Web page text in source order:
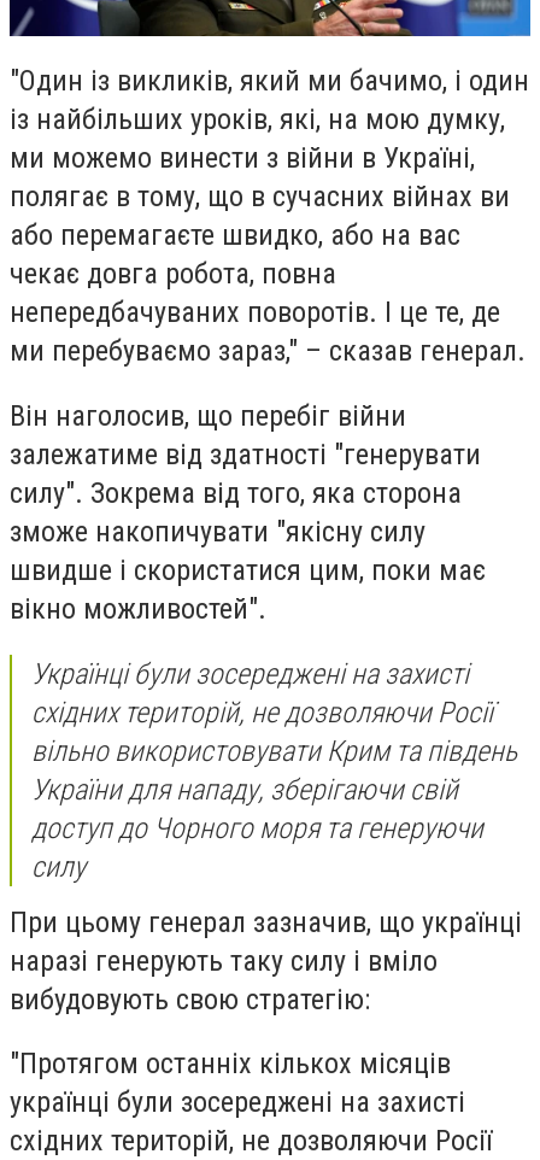
"Один із викликів, який ми бачимо, і один
із найбільших уроків, які, на мою думку,
ми можемо винести з війни в Україні,
полягає в тому, що в сучасних війнах ви
або перемагаєте швидко, або на вас
чекає довга робота, повна
непередбачуваних поворотів. І це те, де
ми перебуваємо зараз," – сказав генерал.
Він наголосив, що перебіг війни
залежатиме від здатності "генерувати
силу". Зокрема від того, яка сторона
зможе накопичувати "якісну силу
швидше і скористатися цим, поки має
вікно можливостей".
Українці були зосереджені на захисті
східних територій, не дозволяючи Росії
вільно використовувати Крим та південь
України для нападу, зберігаючи свій
доступ до Чорного моря та генеруючи
силу
При цьому генерал зазначив, що українці
наразі генерують таку силу і вміло
вибудовують свою стратегію:
"Протягом останніх кількох місяців
українці були зосереджені на захисті
східних територій, не дозволяючи Росії